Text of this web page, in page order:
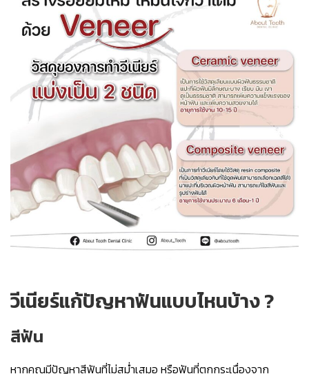
วีเนียร์แก้ปัญหาฟันแบบไหนบ้าง ?
สีฟัน
หากคุณมีปัญหาสีฟันที่ไม่สม่ำเสมอ หรือฟันที่ตกกระเนื่องจาก